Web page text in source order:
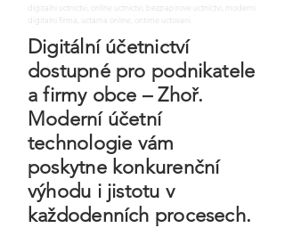
digitalni uctnictvi, online uctnictvi, bezpapirove uctnictvi, moderni
digitalni firma, uctarna online, ontime uctovani
Digitální účetnictví
dostupné pro podnikatele
a firmy obce – Zhoř.
Moderní účetní
technologie vám
poskytne konkurenční
výhodu i jistotu v
každodenních procesech.